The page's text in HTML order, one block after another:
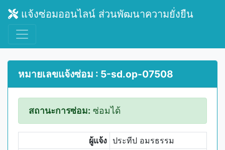
แจ้งซ่อมออนไลน์ ส่วนพัฒนาความยั่งยืน
หมายเลขแจ้งซ่อม : 5-sd.op-07508
สถานะการซ่อม: ซ่อมได้
ผู้แจ้ง ประทีป อมรธรรม